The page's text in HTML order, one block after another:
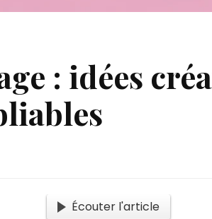
: idées
Écouter l'article